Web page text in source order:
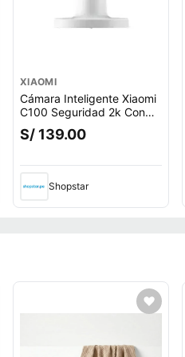
XIAOMI
Cámara Inteligente Xiaomi
C100 Seguridad 2k Con
Inteligencia Artificial Y
Protección De Privacidad
S/ 139.00
Shopstar